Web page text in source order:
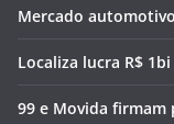
Mercado
Localiza lucra R$
99 e Movida firmam